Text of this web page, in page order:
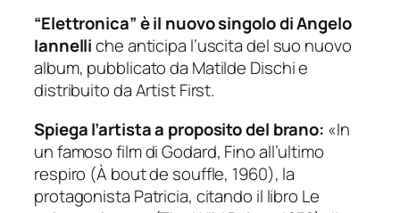
“Elettronica” è il nuovo singolo di Angelo
Iannelliche anticipa l’uscita del suo nuovo
album, pubblicato da Matilde Dischi e
distribuito da Artist First.
Spiega l’artista a proposito del brano: «In
un famoso film di Godard, Fino all’ultimo
respiro (À bout de souffle, 1960), la
protagonista Patricia, citando il libro Le